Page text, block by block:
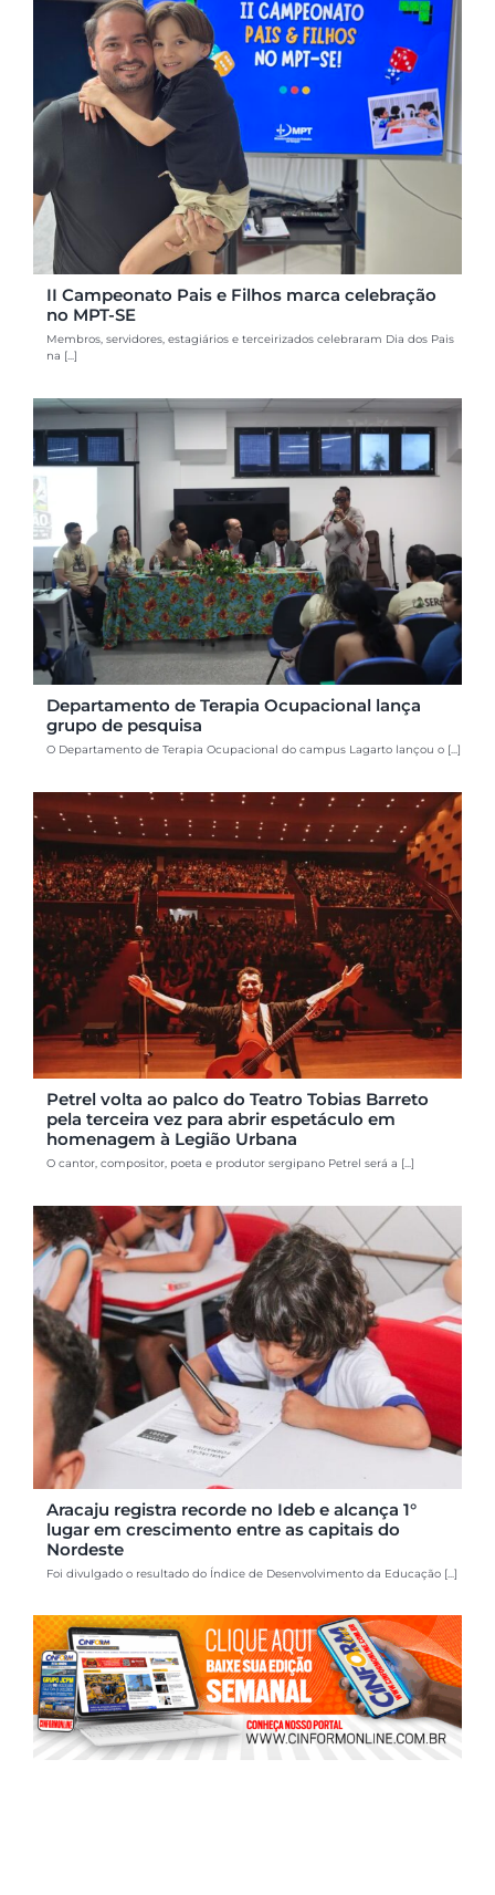
II Campeonato Pais e Filhos marca celebração
no MPT-SE
Membros, servidores, estagiários e terceirizados celebraram Dia dos Pais
na [...]
Departamento de Terapia Ocupacional lança
grupo de pesquisa
O Departamento de Terapia Ocupacional do campus Lagarto lançou o [...]
Petrel volta ao palco do Teatro Tobias Barreto
pela terceira vez para abrir espetáculo em
homenagem à Legião Urbana
O cantor, compositor, poeta e produtor sergipano Petrel será a [...]
Aracaju registra recorde no Ideb e alcança 1°
lugar em crescimento entre as capitais do
Nordeste
Foi divulgado o resultado do Índice de Desenvolvimento da Educação [...]